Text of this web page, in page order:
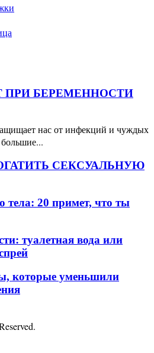
ПРИ БЕРЕМЕННОСТИ
нас от инфекций и чуждых
СЕКСУАЛЬНУЮ
тела: 20 примет, что ты
туалетная вода или
которые уменьшили